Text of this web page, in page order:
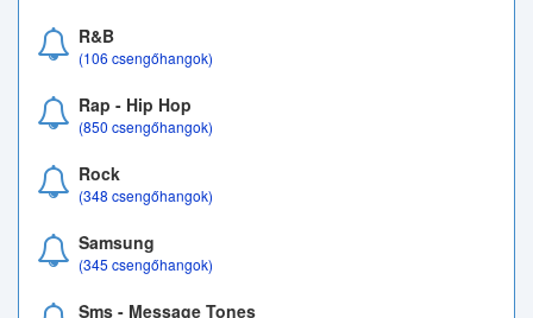
R&B
(106 csengőhangok)
Rap - Hip Hop
(850 csengőhangok)
Rock
(348 csengőhangok)
Samsung
(345 csengőhangok)
Sms - Message Tones